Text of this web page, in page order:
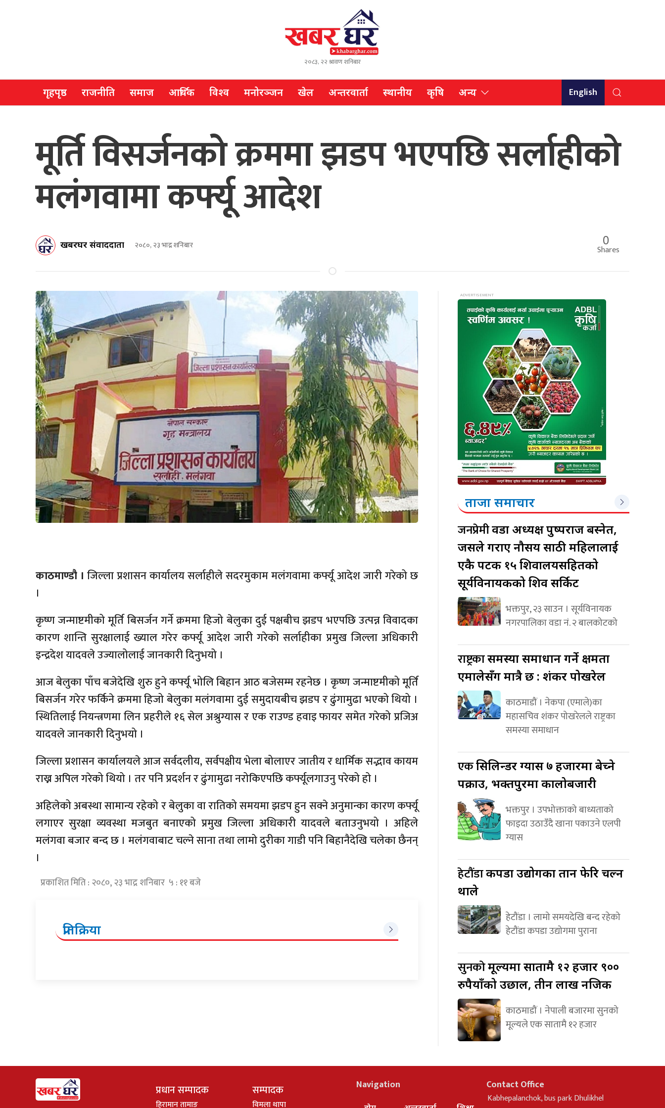
२०८३, २२ श्रावण शनिबार
गृहपृष्ठ राजनीति समाज आर्थिक विश्व मनोरञ्जन खेल अन्तरवार्ता स्थानीय कृषि अन्य English
मूर्ति विसर्जनको क्रममा झडप भएपछि सर्लाहीको
मलंगवामा कर्फ्यू आदेश
खबरघर संवाददाता २०८०, २३ भाद्र शनिबार 0
Shares
काठमाण्डौ । जिल्ला प्रशासन कार्यालय सर्लाहीले सदरमुकाम मलंगवामा कर्फ्यू आदेश जारी गरेको छ
।
कृष्ण जन्माष्टमीको मूर्ति बिसर्जन गर्ने क्रममा हिजो बेलुका दुई पक्षबीच झडप भएपछि उत्पन्न विवादका
कारण शान्ति सुरक्षालाई ख्याल गरेर कर्फ्यू आदेश जारी गरेको सर्लाहीका प्रमुख जिल्ला अधिकारी
इन्द्रदेश यादवले उज्यालोलाई जानकारी दिनुभयो ।
आज बेलुका पाँच बजेदेखि शुरु हुने कर्फ्यू भोलि बिहान आठ बजेसम्म रहनेछ । कृष्ण जन्माष्टमीको मूर्ति
बिसर्जन गरेर फर्किने क्रममा हिजो बेलुका मलंगवामा दुई समुदायबीच झडप र ढुंगामुढा भएको थियो ।
स्थितिलाई नियन्त्रणमा लिन प्रहरीले १६ सेल अश्रुग्यास र एक राउण्ड हवाइ फायर समेत गरेको प्रजिअ
यादवले जानकारी दिनुभयो ।
जिल्ला प्रशासन कार्यालयले आज सर्वदलीय, सर्वपक्षीय भेला बोलाएर जातीय र धार्मिक सद्भाव कायम
राख्न अपिल गरेको थियो । तर पनि प्रदर्शन र ढुंगामुढा नरोकिएपछि कर्फ्यूलगाउनु परेको हो ।
अहिलेको अबस्था सामान्य रहेको र बेलुका वा रातिको समयमा झडप हुन सक्ने अनुमान्का कारण कर्फ्यू
लगाएर सुरक्षा व्यवस्था मजबुत बनाएको प्रमुख जिल्ला अधिकारी यादवले बताउनुभयो । अहिले
मलंगवा बजार बन्द छ । मलंगवाबाट चल्ने साना तथा लामो दुरीका गाडी पनि बिहानैदेखि चलेका छैनन्
।
प्रकाशित मिति : २०८०, २३ भाद्र शनिबार ५ : ११ बजे
प्रतिक्रिया
ताजा समाचार
जनप्रेमीवडा अध्यक्ष पुष्पराज बस्नेत,
जसले गराए नौसय साठी महिलालाई
एकै पटक १५ शिवालयसहितको
सूर्यविनायकको शिव सर्किट
भक्तपुर, २३ साउन । सूर्यविनायक
नगरपालिका वडा नं. २ बालकोटको
राष्ट्रकासमस्या समाधान गर्ने क्षमता
एमालेसँग मात्रै छ : शंकर पोखरेल
काठमाडौं । नेकपा (एमाले)का
महासचिव शंकर पोखरेलले राष्ट्रका
समस्या समाधान
एकसिलिन्डर ग्यास ७ हजारमा बेच्ने
पक्राउ, भक्तपुरमा कालोबजारी
भक्तपुर । उपभोक्ताको बाध्यताको
फाइदा उठाउँदै खाना पकाउने एलपी
ग्यास
हेटौंडाकपडा उद्योगका तान फेरि चल्न
थाले
हेटौंडा । लामो समयदेखि बन्द रहेको
हेटौंडा कपडा उद्योगमा पुराना
सुनकोमूल्यमा सातामै १२ हजार ९००
रुपैयाँको उछाल, तीन लाख नजिक
काठमाडौं । नेपाली बजारमा सुनको
मूल्यले एक सातामै १२ हजार
प्रधान सम्पादक
हिरामान तामाङ
सम्पादक
विमला थापा
Navigation Contact Office
Kabhepalanchok, bus park Dhulikhel